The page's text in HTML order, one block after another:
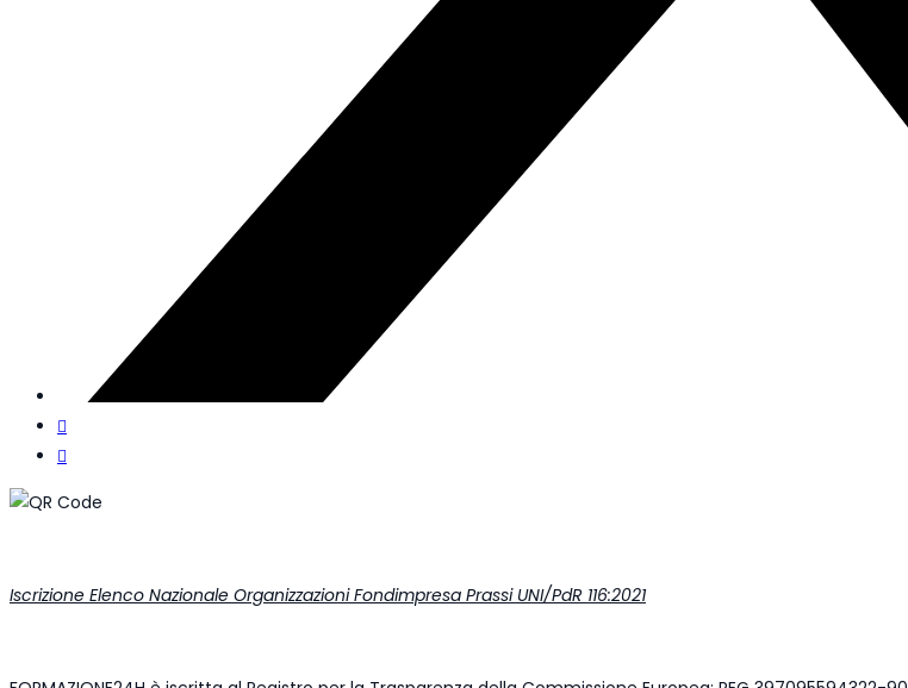
Iscrizione Elenco Nazionale Organizzazioni Fondimpresa Prassi UNI/PdR 116:2021